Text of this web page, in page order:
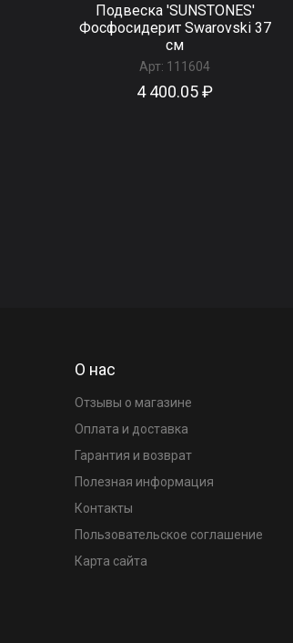
Подвеска 'SUNSTONES'
Фосфосидерит Swarovski 37
см
Арт: 111604
4 400.05 ₽
О нас
Отзывы о магазине
Оплата и доставка
Гарантия и возврат
Полезная информация
Контакты
Пользовательское соглашение
Карта сайта